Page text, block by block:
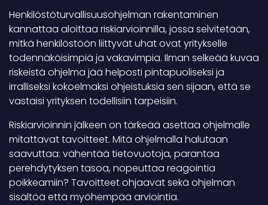
Henkilöstöturvallisuusohjelman rakentaminen
kannattaa aloittaa riskiarvioinnilla, jossa selvitetään,
mitkä henkilöstöön liittyvät uhat ovat yritykselle
todennäköisimpiä ja vakavimpia. Ilman selkeää kuvaa
riskeistä ohjelma jää helposti pintapuoliseksi ja
irralliseksi kokoelmaksi ohjeistuksia sen sijaan, että se
vastaisi yrityksen todellisiin tarpeisiin.
Riskiarvioinnin jälkeen on tärkeää asettaa ohjelmalle
mitattavat tavoitteet. Mitä ohjelmalla halutaan
saavuttaa: vähentää tietovuotoja, parantaa
perehdytyksen tasoa, nopeuttaa reagointia
poikkeamiin? Tavoitteet ohjaavat sekä ohjelman
sisältöä että myöhempää arviointia.